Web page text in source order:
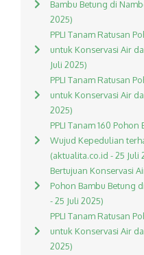
Bambu Betung di
2025)
PPLI Tanam Ratusan
untuk Konservasi Air
Juli 2025)
PPLI Tanam Ratusan
untuk Konservasi Air
2025)
PPLI Tanam 160
Wujud Kepedulian
(aktualita.co.id - 25 Juli
Bertujuan Konservasi
Pohon Bambu Betung
- 25 Juli 2025)
PPLI Tanam Ratusan
untuk Konservasi Air
2025)